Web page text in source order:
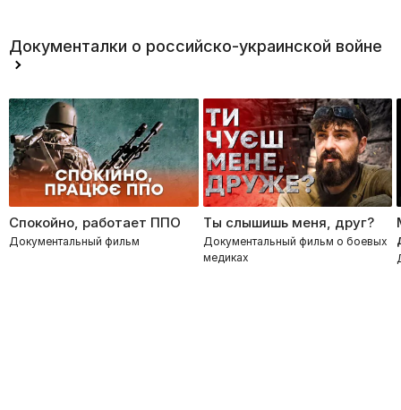
Документалки о российско-украинской войне
Спокойно, работает ППО
Документальный фильм
Ты слышишь меня, друг?
Документальный фильм о боевых
медиках